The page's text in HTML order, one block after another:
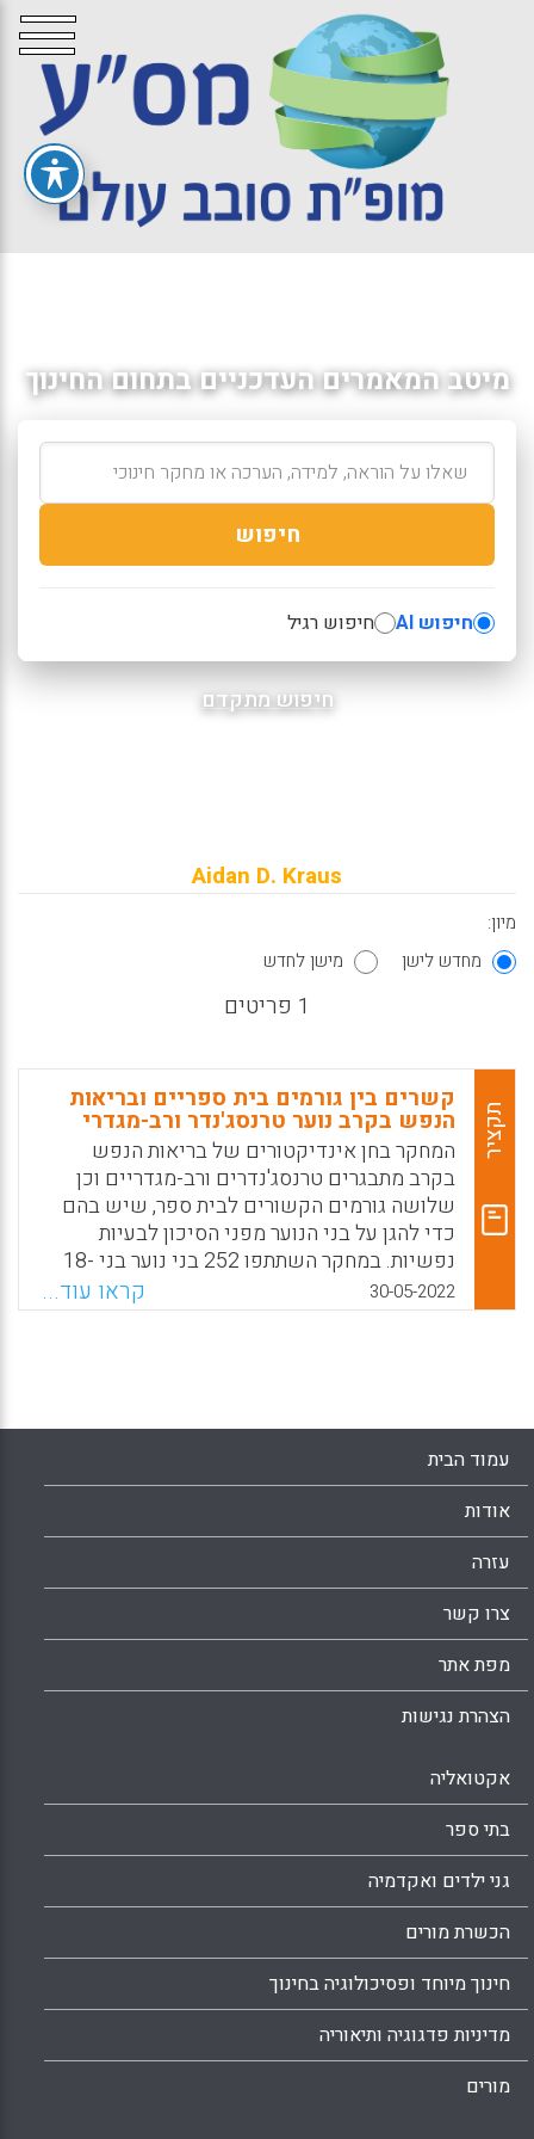
מיטב המאמרים העדכניים בתחום החינוך
חיפוש
חיפוש AI חיפוש רגיל
חיפוש מתקדם
Aidan D. Kraus
מיון:
מחדש לישן
מישן לחדש
1 פריטים
תקציר
קשרים בין גורמים בית ספריים ובריאות
הנפש בקרב נוער טרנסג'נדר ורב-מגדרי
המחקר בחן אינדיקטורים של בריאות הנפש
בקרב מתבגרים טרנסג'נדרים ורב-מגדריים וכן
שלושה גורמים הקשורים לבית ספר, שיש בהם
כדי להגן על בני הנוער מפני הסיכון לבעיות
נפשיות. במחקר השתתפו 252 בני נוער בני 18-
14 שזיהו עצמם כטרנסג'נדרים ו/או בעלי מגדר
לא בינארי. משתתפי המחקר דיווחו על רמות
פוסט-טראומטית.
WhatsApp
Facebook
Email
X
30-05-2022 קראו עוד...
עמוד הבית
אודות
עזרה
צרו קשר
מפת אתר
הצהרת נגישות
אקטואליה
בתי ספר
גני ילדים ואקדמיה
הכשרת מורים
חינוך מיוחד ופסיכולוגיה בחינוך
מדיניות פדגוגיה ותיאוריה
מורים